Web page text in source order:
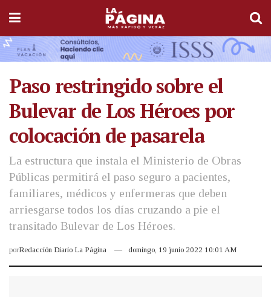
Paso restringido sobre el
Bulevar de Los Héroes por
colocación de pasarela
La estructura que instala el Ministerio de Obras
Públicas permitirá el paso seguro a pacientes,
familiares, médicos y enfermeras que deben
arriesgarse todos los días cruzando a pie el
transitado Bulevar de Los Héroes.
porRedacción Diario La Página domingo, 19 junio 2022 10:01 AM